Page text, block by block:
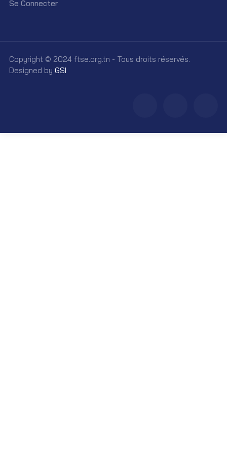
Se Connecter
Copyright © 2024 ftse.org.tn - Tous droits réservés.
Designed by GSI